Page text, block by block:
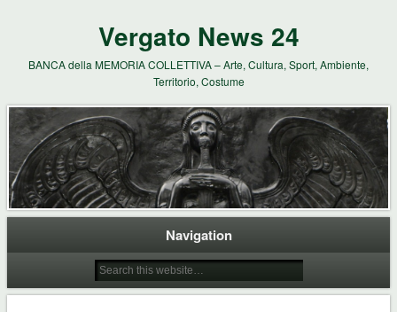
Vergato News 24
BANCA della MEMORIA COLLETTIVA – Arte, Cultura, Sport, Ambiente,
Territorio, Costume
Navigation